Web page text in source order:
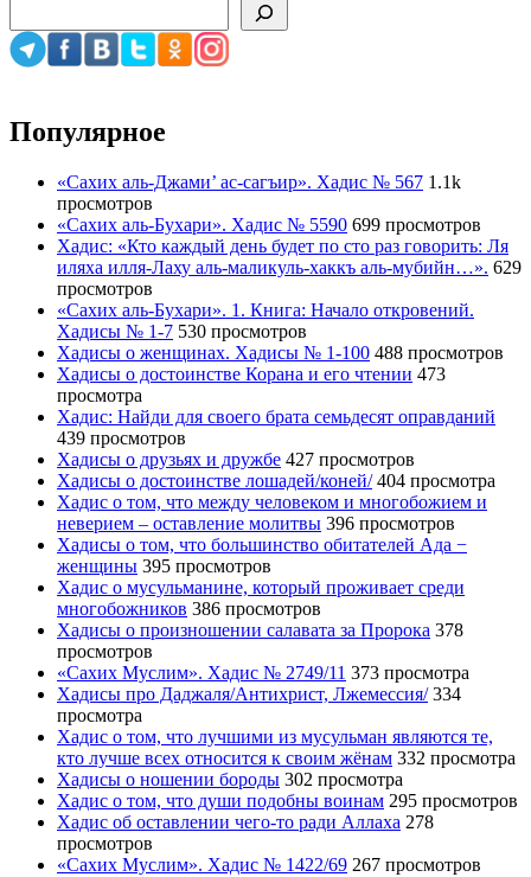
Популярное
«Сахих аль-Джами’ ас-сагъир». Хадис № 567 1.1k
просмотров
«Сахих аль-Бухари». Хадис № 5590 699 просмотров
Хадис: «Кто каждый день будет по сто раз говорить: Ля
иляха илля-Лаху аль-маликуль-хаккъ аль-мубийн…». 629
просмотров
«Сахих аль-Бухари». 1. Книга: Начало откровений.
Хадисы № 1-7 530 просмотров
Хадисы о женщинах. Хадисы № 1-100 488 просмотров
Хадисы о достоинстве Корана и его чтении 473
просмотра
Хадис: Найди для своего брата семьдесят оправданий
439 просмотров
Хадисы о друзьях и дружбе 427 просмотров
Хадисы о достоинстве лошадей/коней/ 404 просмотра
Хадис о том, что между человеком и многобожием и
неверием – оставление молитвы 396 просмотров
Хадисы о том, что большинство обитателей Ада −
женщины 395 просмотров
Хадис о мусульманине, который проживает среди
многобожников 386 просмотров
Хадисы о произношении салавата за Пророка 378
просмотров
«Сахих Муслим». Хадис № 2749/11 373 просмотра
Хадисы про Даджаля/Антихрист, Лжемессия/ 334
просмотра
Хадис о том, что лучшими из мусульман являются те,
кто лучше всех относится к своим жёнам 332 просмотра
Хадисы о ношении бороды 302 просмотра
Хадис о том, что души подобны воинам 295 просмотров
Хадис об оставлении чего-то ради Аллаха 278
просмотров
«Сахих Муслим». Хадис № 1422/69 267 просмотров